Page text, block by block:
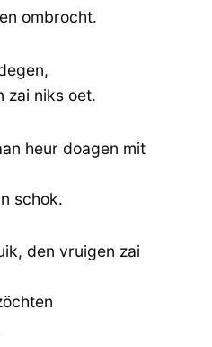
ombrocht.
zai niks oet.
heur doagen mit
schok.
den vruigen zai